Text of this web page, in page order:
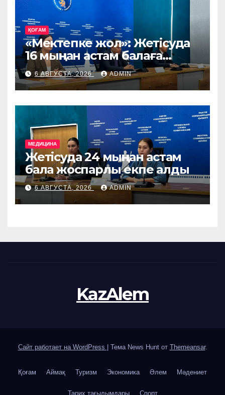
ҚОҒАМ
«Мектепке жол»: Жетісуда
16 мыңнан астам балаға
көмек көрсетіледі
6 АВГУСТА, 2026 ADMIN
МЕДИЦИНА
Жетісуда 24 мыңнан астам
бала жоспарлы екпе алды
6 АВГУСТА, 2026 ADMIN
KazAlem
Сайт работает на WordPress Тема News Hunt от Themeansar.
Қоғам Аймақ Туризм Экономика Әлем Мәдениет
Тарих тағылымдары Спорт